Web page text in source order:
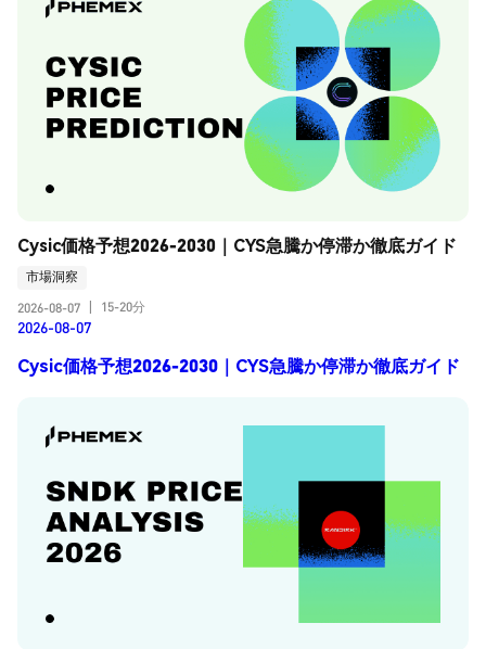
Cysic価格予想2026-2030｜CYS急騰か停滞か徹底ガイド
市場洞察
2026-08-07
15-20分
2026-08-07
Cysic価格予想2026-2030｜CYS急騰か停滞か徹底ガイド